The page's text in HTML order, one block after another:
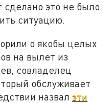
это не было.
ситуацию.
о якобы целых
на вылет из
совладелец
обслуживает
назвалэти